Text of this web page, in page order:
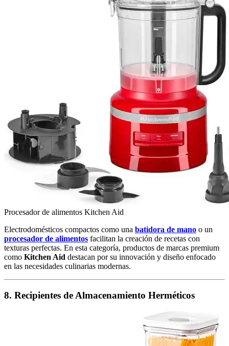
Procesador de alimentos Kitchen Aid
Electrodomésticos compactos como una batidora de mano o un
procesador de alimentos facilitan la creación de recetas con
texturas perfectas. En esta categoría, productos de marcas premium
como Kitchen Aid destacan por su innovación y diseño enfocado
en las necesidades culinarias modernas.
8. Recipientes de Almacenamiento Herméticos